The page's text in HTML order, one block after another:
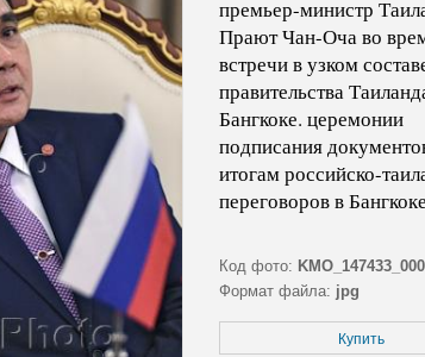
премьер-министр
Прают Чан-Оча во
встречи в узком
правительства
Бангкоке. церемонии
подписания
итогам российско-
переговоров в
Код фото:
Формат файла: jpg
Размер фото (пикс.):
Купить